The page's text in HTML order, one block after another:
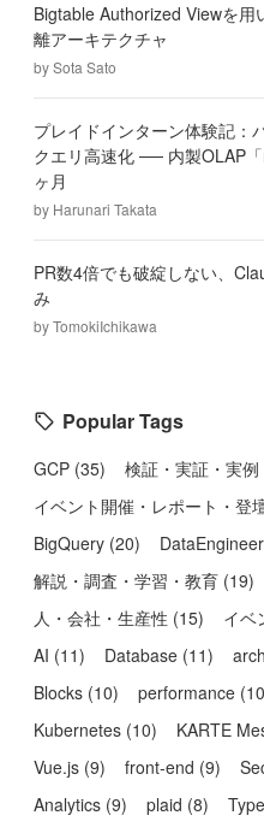
Bigtable Authorized Viewを
離アーキテクチャ
bySota Sato
プレイドインターン体験記：
クエリ高速化 ── 内製OLAP
ヶ月
by Harunari Takata
PR数4倍でも破綻しない、
み
byTomokiIchikawa
Popular Tags
GCP (35) 検証・実証・実
イベント開催・レポート・登
BigQuery (20)
解説・調査・学習・教育 (19)
人・会社・生産性 (15) イベ
AI (11) Database (11)
Blocks (10) performance (10
Kubernetes (10) KARTE
Vue.js (9) front-end (9)
Analytics (9) plaid (8)